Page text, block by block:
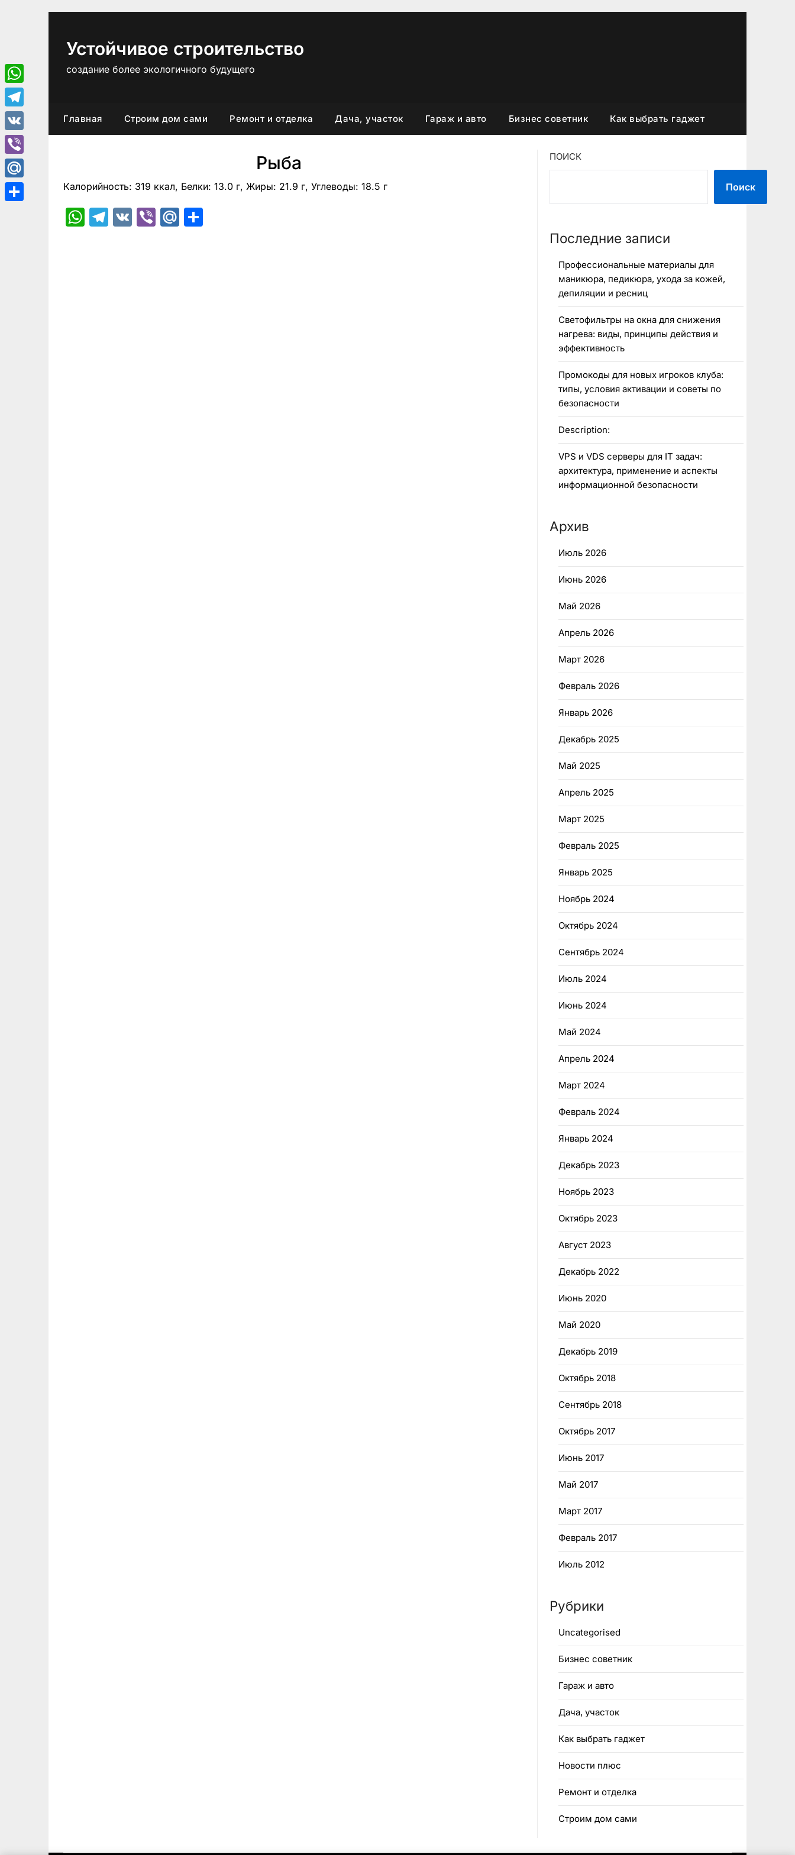
Устойчивое строительство
создание более экологичного будущего
Главная Строим дом сами Ремонт и отделка Дача, участок Гараж и авто Бизнес советник Как выбрать гаджет
Рыба
Калорийность: 319 ккал, Белки: 13.0 г, Жиры: 21.9 г, Углеводы: 18.5 г
WhatsApp
Telegram
VK ViberMail.Ru
ПОИСК
Поиск
Последние записи
Профессиональные материалы для
маникюра, педикюра, ухода за кожей,
депиляции и ресниц
Светофильтры на окна для снижения
нагрева: виды, принципы действия и
эффективность
Промокоды для новых игроков клуба:
типы, условия активации и советы по
безопасности
Description:
VPS и VDS серверы для IT задач:
архитектура, применение и аспекты
информационной безопасности
Архив
Июль 2026
Июнь 2026
Май 2026
Апрель 2026
Март 2026
Февраль 2026
Январь 2026
Декабрь 2025
Май 2025
Апрель 2025
Март 2025
Февраль 2025
Январь 2025
Ноябрь 2024
Октябрь 2024
Сентябрь 2024
Июль 2024
Июнь 2024
Май 2024
Апрель 2024
Март 2024
Февраль 2024
Январь 2024
Декабрь 2023
Ноябрь 2023
Октябрь 2023
Август 2023
Декабрь 2022
Июнь 2020
Май 2020
Декабрь 2019
Октябрь 2018
Сентябрь 2018
Октябрь 2017
Июнь 2017
Май 2017
Март 2017
Февраль 2017
Июль 2012
Рубрики
Uncategorised
Бизнес советник
Гараж и авто
Дача, участок
Как выбрать гаджет
Новости плюс
Ремонт и отделка
Строим дом сами
WhatsApp
Telegram
VK
Viber
Mail.Ru